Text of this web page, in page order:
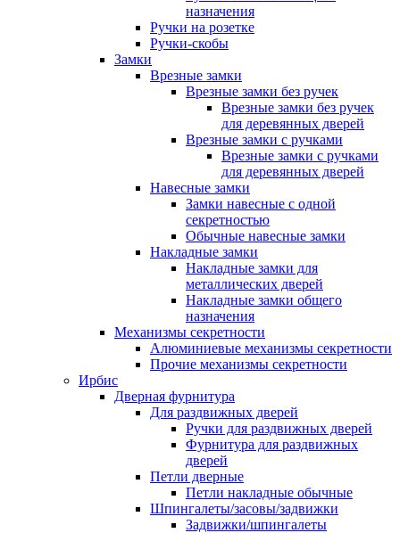
назначения
Ручки на розетке
Ручки-скобы
Замки
Врезные замки
Врезные замки без ручек
Врезные замки без ручек
для деревянных дверей
Врезные замки с ручками
Врезные замки с ручками
для деревянных дверей
Навесные замки
Замки навесные с одной
секретностью
Обычные навесные замки
Накладные замки
Накладные замки для
металлических дверей
Накладные замки общего
назначения
Механизмы секретности
Алюминиевые механизмы секретности
Прочие механизмы секретности
Ирбис
Дверная фурнитура
Для раздвижных дверей
Ручки для раздвижных дверей
Фурнитура для раздвижных
дверей
Петли дверные
Петли накладные обычные
Шпингалеты/засовы/задвижки
Задвижки/шпингалеты